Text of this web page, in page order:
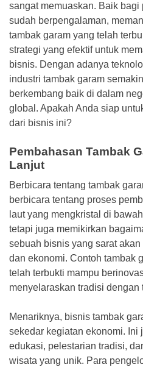
sangat memuaskan. Baik bagi
sudah berpengalaman,
tambak garam yang telah
strategi yang efektif untuk
bisnis. Dengan adanya
industri tambak garam
berkembang baik di dalam
global. Apakah Anda siap
dari bisnis ini?
Pembahasan Tambak
Lanjut
Berbicara tentang tambak
berbicara tentang proses
laut yang mengkristal di
tetapi juga memikirkan
sebuah bisnis yang sarat
dan ekonomi. Contoh tambak
telah terbukti mampu
menyelaraskan tradisi dengan
Menariknya, bisnis tambak
sekedar kegiatan ekonomi. Ini
edukasi, pelestarian tradisi,
wisata yang unik. Para